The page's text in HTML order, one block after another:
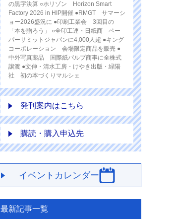
の黒字決算 ○ホリゾン Horizon Smart
Factory 2026 in HIP開催 ●RMGT サマーシ
ョー2026盛況に ●印刷工業会 3回目の
「本を贈ろう」 ○全印工連・日紙商 ペー
パーサミットジャパンに4,000人超 ●キング
コーポレーション 会場限定商品を販売 ●
中外写真薬品 国際紙パルプ商事に全株式
譲渡 ●文伸・清水工房・けやき出版・緑陽
社 初の本づくりマルシェ
発刊案内はこちら
購読・購入申込先
イベントカレンダー
最新記事一覧